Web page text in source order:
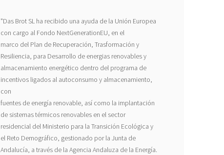
"Das Brot SL ha recibido una ayuda de la Unión Europea
con cargo al Fondo NextGenerationEU, en el
marco del Plan de Recuperación, Trasformación y
Resiliencia, para Desarrollo de energias renovables y
almacenamiento energético dentro del programa de
incentivos ligados al autoconsumo y almacenamiento,
con
fuentes de energía renovable, así como la implantación
de sistemas térmicos renovables en el sector
residencial del Ministerio para la Transición Ecológica y
el Reto Demográfico, gestionado por la Junta de
Andalucía, a través de la Agencia Andaluza de la Energía.